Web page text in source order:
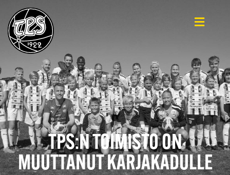
TPS:N TOIMISTO ON
MUUTTANUT KARJAKADULLE